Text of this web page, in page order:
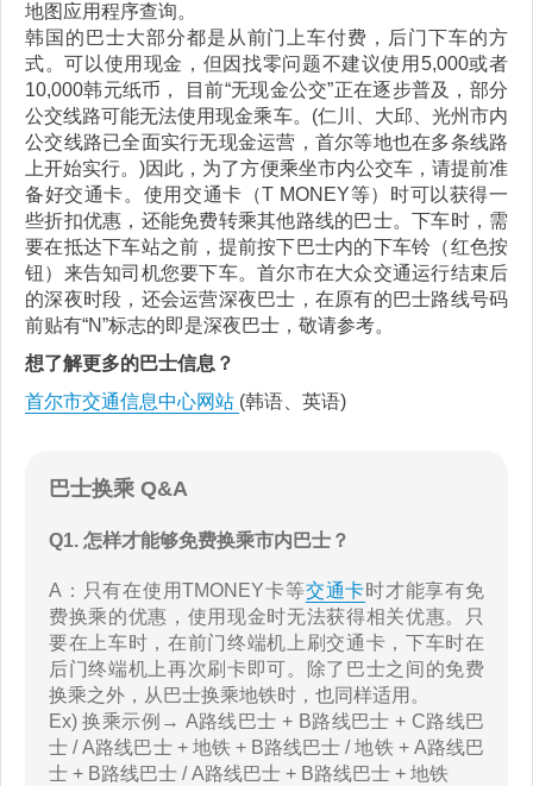
地图应用程序查询。
韩国的巴士大部分都是从前门上车付费，后门下车的方
式。可以使用现金，但因找零问题不建议使用5,000或者
10,000韩元纸币， 目前“无现金公交”正在逐步普及，部分
公交线路可能无法使用现金乘车。(仁川、大邱、光州市内
公交线路已全面实行无现金运营，首尔等地也在多条线路
上开始实行。)因此，为了方便乘坐市内公交车，请提前准
备好交通卡。使用交通卡（T MONEY等）时可以获得一
些折扣优惠，还能免费转乘其他路线的巴士。下车时，需
要在抵达下车站之前，提前按下巴士内的下车铃（红色按
钮）来告知司机您要下车。首尔市在大众交通运行结束后
的深夜时段，还会运营深夜巴士，在原有的巴士路线号码
前贴有“N”标志的即是深夜巴士，敬请参考。
想了解更多的巴士信息？
首尔市交通信息中心网站 (韩语、英语)
巴士换乘 Q&A
Q1. 怎样才能够免费换乘市内巴士？
A：只有在使用TMONEY卡等交通卡时才能享有免
费换乘的优惠，使用现金时无法获得相关优惠。只
要在上车时，在前门终端机上刷交通卡，下车时在
后门终端机上再次刷卡即可。除了巴士之间的免费
换乘之外，从巴士换乘地铁时，也同样适用。
Ex) 换乘示例→ A路线巴士 + B路线巴士 + C路线巴
士 / A路线巴士 + 地铁 + B路线巴士 / 地铁 + A路线巴
士 + B路线巴士 / A路线巴士 + B路线巴士 + 地铁